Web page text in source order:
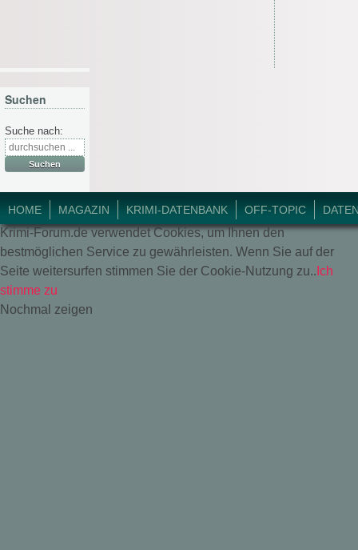
Suchen
Suche nach:
HOME MAGAZIN KRIMI-DATENBANK OFF-TOPIC
© 2018 Krimi-Forum.
Krimi-Forum.de verwendet Cookies, um Ihnen den
bestmöglichen Service zu gewährleisten. Wenn Sie auf der
Seite weitersurfen stimmen Sie der Cookie-Nutzung zu.. Ich
stimme zu
Nochmal zeigen